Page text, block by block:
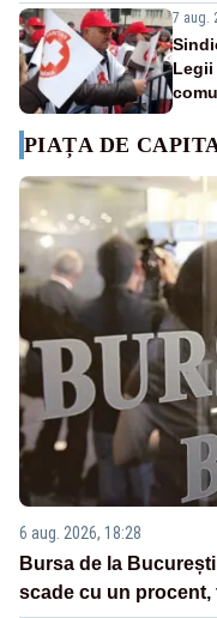
7 aug.
Legii
PIAȚA DE
6 aug. 2026, 18:28
Bursa de la
scade cu un